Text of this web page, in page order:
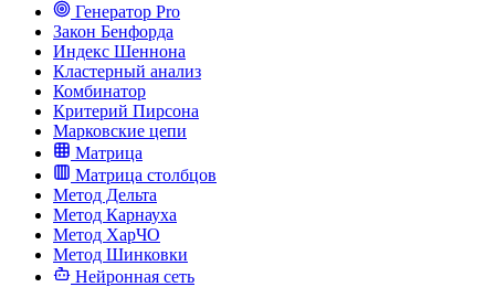
Генератор Pro
Закон Бенфорда
Индекс Шеннона
Кластерный анализ
Комбинатор
Критерий Пирсона
Марковские цепи
Матрица
Матрица столбцов
Метод Дельта
Метод Карнауха
Метод ХарЧО
Метод Шинковки
Нейронная сеть